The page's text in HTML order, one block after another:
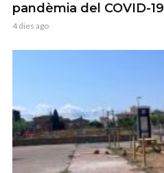
pandèmia del COVID-19
4 dies ago